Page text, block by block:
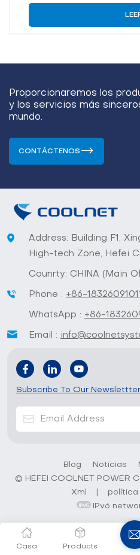
Proporcionaremos los
y los servicios más
mundo.
CONTÁCTENOS
Address: Building F1,
High-tech Zone, Hefei
Counrty: CHINA (Main
Phone : +86-18326091011
WhatsApp : +86-
Email :
Subscribe To Our
Blog Noticias
© HEFEI COOLNET POWER
Xml
política
IPv6
Casa Products